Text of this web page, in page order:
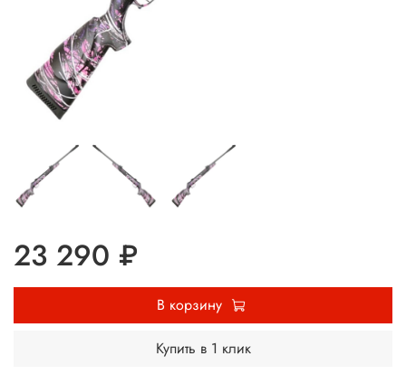
23 290 ₽
В корзину
Купить в 1 клик